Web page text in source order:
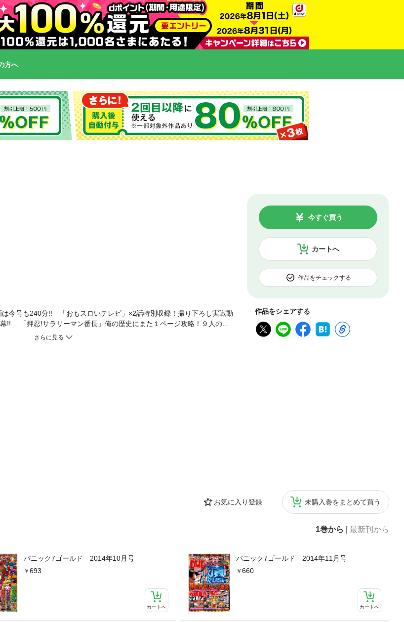
方へ
カートへ
今すぐ買う
作品をチェックする
作品をシェアする
お気に入り登録 未購入巻をまとめて買う
1巻から 最新刊から
パニック7ゴールド 2014年10月号
693
カートへ
パニック7ゴールド 2014年11月号
660
カートへ
今号も240分!! 「おもスロいテレビ」×2話特別収録！撮り下ろし実戦動
!! 「押忍!サラリーマン番長」俺の歴史にまた１ページ攻略！９人の攻
機種…シンデレラブレイド2、パチスロカウボーイビバップ、スーパービ
上でご覧いただけます。